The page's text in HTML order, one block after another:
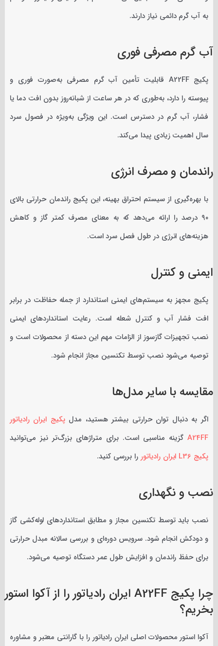
به آب گرم دائمی نیاز دارند.
آب گرم مصرفی فوری
پکیج A22FF قابلیت تأمین آب گرم مصرفی به‌صورت فوری و
پیوسته را دارد، به‌طوری که در هر ساعت از شبانه‌روز بدون افت دما یا
فشار، آب گرم در دسترس است. این ویژگی به‌ویژه در فصول سرد
سال اهمیت زیادی پیدا می‌کند.
راندمان و مصرف انرژی
با بهره‌گیری از سیستم احتراق بهینه، این پکیج راندمان حرارتی بالای
۹۰ درصد را ارائه می‌دهد که به معنای مصرف کمتر گاز و کاهش
هزینه‌های انرژی در طول فصل سرد است.
ایمنی و کنترل
پکیج مجهز به سیستم‌های ایمنی استاندارد از جمله حفاظت در برابر
افت فشار آب و کنترل شعله است. رعایت استانداردهای ایمنی
نصب تجهیزات گازسوز از الزامات مهم این دسته از محصولات است و
توصیه می‌شود نصب توسط تکنسین مجاز انجام شود.
مقایسه با سایر مدل‌ها
اگر به دنبال توان حرارتی بیشتر هستید، مدلپکیج ایران رادیاتور
A24FFگزینه مناسبی است. برای متراژهای بزرگ‌تر نیز می‌توانید
پکیج L36 ایران رادیاتور
را بررسی کنید.
نصب و نگهداری
نصب باید توسط تکنسین مجاز و مطابق استانداردهای لوله‌کشی گاز
و دودکش انجام شود. سرویس دوره‌ای و بررسی سالانه مبدل حرارتی
برای حفظ راندمان و افزایش طول عمر دستگاه توصیه می‌شود.
چرا پکیج A22FF ایران رادیاتور را از آکوا استور
بخریم؟
آکوا استور محصولات اصلی ایران رادیاتور را با گارانتی معتبر و مشاوره